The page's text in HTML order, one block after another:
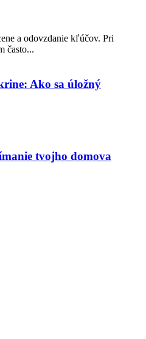
a odovzdanie kľúčov. Pri
často...
Ako sa úložný
tvojho domova